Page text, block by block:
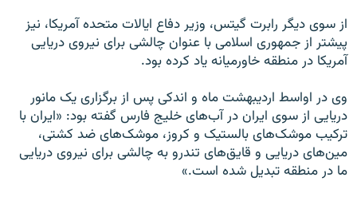
از سوى دیگر رابرت گیتس، وزیر دفاع ایالات متحده آمریکا، نیز
پیشتر از جمهورى اسلامى با عنوان چالشى براى نیروى دریایى
آمریکا در منطقه خاورمیانه یاد کرده بود.
وى در اواسط اردیبهشت ماه و اندکى پس از برگزارى یک مانور
دریایى از سوى ایران در آب‌هاى خلیج فارس گفته بود: «ایران با
ترکیب موشک‌هاى بالستیک و کروز، موشک‌هاى ضد کشتى،
مین‌هاى دریایى و قایق‌هاى تندرو به چالشى براى نیروى دریایی
ما در منطقه تبدیل شده است.»